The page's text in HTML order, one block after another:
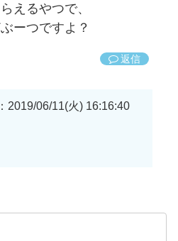
えるやつで、
ーつですよ？
返信
2019/06/11(火) 16:16:40